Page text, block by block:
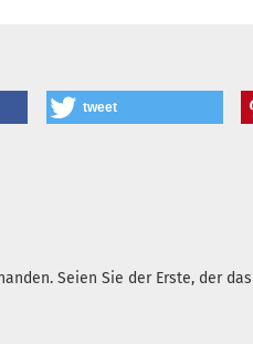
tweet
Seien Sie der Erste, der